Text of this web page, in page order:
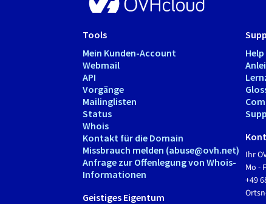
Tools
Mein Kunden-Account
Webmail
API
Vorgänge
Mailinglisten
Status
Whois
Kontakt für die Domain
Missbrauch melden (abuse@ovh.net)
Anfrage zur Offenlegung von Whois-
Informationen
Geistiges Eigentum
Ihr
Mo -
+49